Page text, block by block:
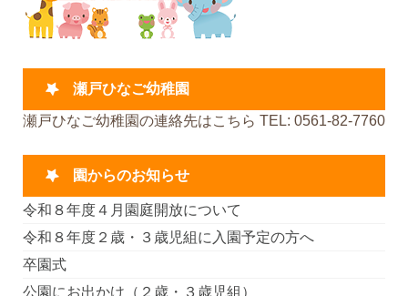
瀬戸ひなご幼稚園
瀬戸ひなご幼稚園の連絡先はこちら TEL: 0561-82-7760
園からのお知らせ
令和８年度４月園庭開放について
令和８年度２歳・３歳児組に入園予定の方へ
卒園式
公園にお出かけ（２歳・３歳児組）